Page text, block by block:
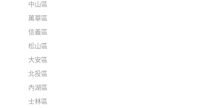
中山區
萬華區
信義區
松山區
大安區
北投區
內湖區
士林區